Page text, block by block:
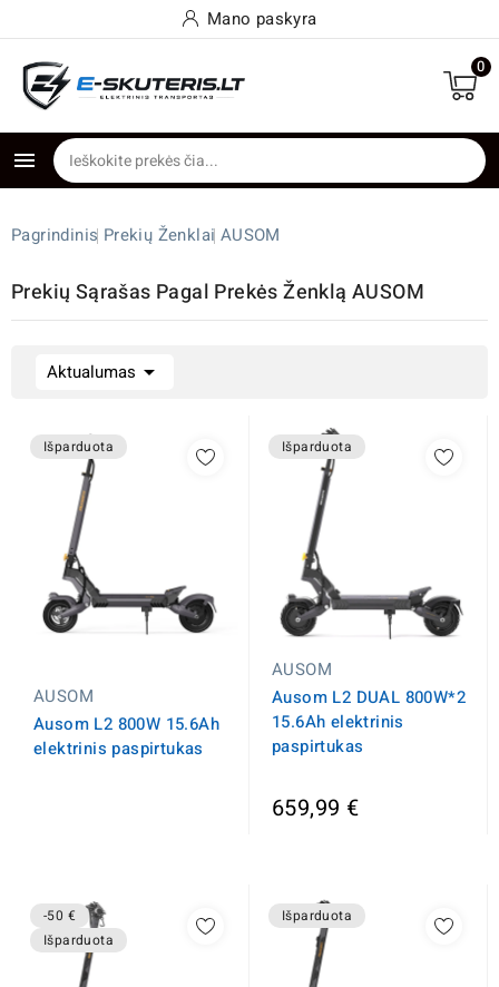
Mano paskyra
0

Pagrindinis Prekių Ženklai AUSOM
Prekių Sąrašas Pagal Prekės Ženklą AUSOM
Aktualumas 
Išparduota
AUSOM
Ausom L2 800W 15.6Ah
elektrinis paspirtukas
Išparduota
AUSOM
Ausom L2 DUAL 800W*2
15.6Ah elektrinis
paspirtukas
659,99 €
-50 €
Išparduota
Išparduota